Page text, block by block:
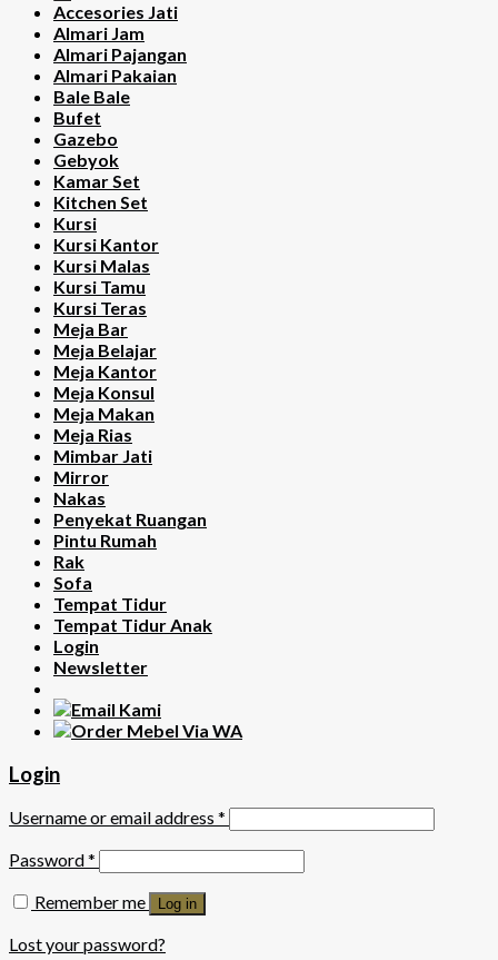
Accesories Jati
Almari Jam
Almari Pajangan
Almari Pakaian
Bale Bale
Bufet
Gazebo
Gebyok
Kamar Set
Kitchen Set
Kursi
Kursi Kantor
Kursi Malas
Kursi Tamu
Kursi Teras
Meja Bar
Meja Belajar
Meja Kantor
Meja Konsul
Meja Makan
Meja Rias
Mimbar Jati
Mirror
Nakas
Penyekat Ruangan
Pintu Rumah
Rak
Sofa
Tempat Tidur
Tempat Tidur Anak
Login
Newsletter
Login
Username or email address *
Password*
Remember me
Log in
Lost your password?